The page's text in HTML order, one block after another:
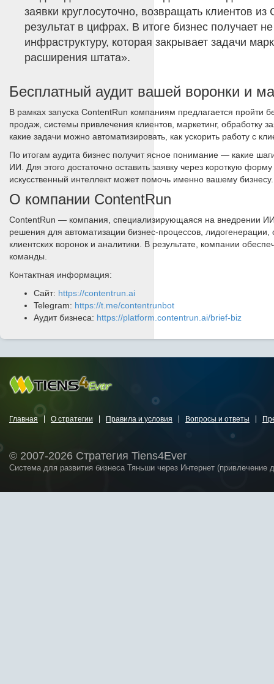
заявки круглосуточно, возвращать клиентов
результат в цифрах. В итоге бизнес получает
инфраструктуру, которая закрывает задачи
расширения штата».
Бесплатный аудит вашей воронки и
В рамках запуска ContentRun компаниям предлагается пройти
продаж, системы привлечения клиентов, маркетинг, обработку
какие задачи можно автоматизировать, как ускорить работу с
По итогам аудита бизнес получит ясное понимание — какие
ИИ. Для этого достаточно оставить заявку через короткую
искусственный интеллект может помочь именно вашему бизнесу.
О компании ContentRun
ContentRun — компания, специализирующаяся на внедрении
решения для автоматизации бизнес-процессов, лидогенерации,
клиентских воронок и аналитики. В результате, компании
команды.
Контактная информация:
Сайт: https://contentrun.ai
Telegram: https://t.me/contentrunbot
Аудит бизнеса: https://platform.contentrun.ai/brief-biz
Главная О стратегии Правила и условия Вопросы и ответы
© 2007-2026 Стратегия Tiens4Ever
Система для развития бизнеса Тяньши через Интернет (привлечение